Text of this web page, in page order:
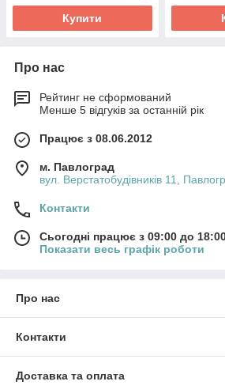
Купити
Про нас
Рейтинг не сформований
Менше 5 відгуків за останній рік
Працює з 08.06.2012
м. Павлоград
вул. Верстатобудівників 11,
Контакти
Сьогодні працює з 09:00 до
Показати весь графік роботи
Про нас
Контакти
Доставка та оплата